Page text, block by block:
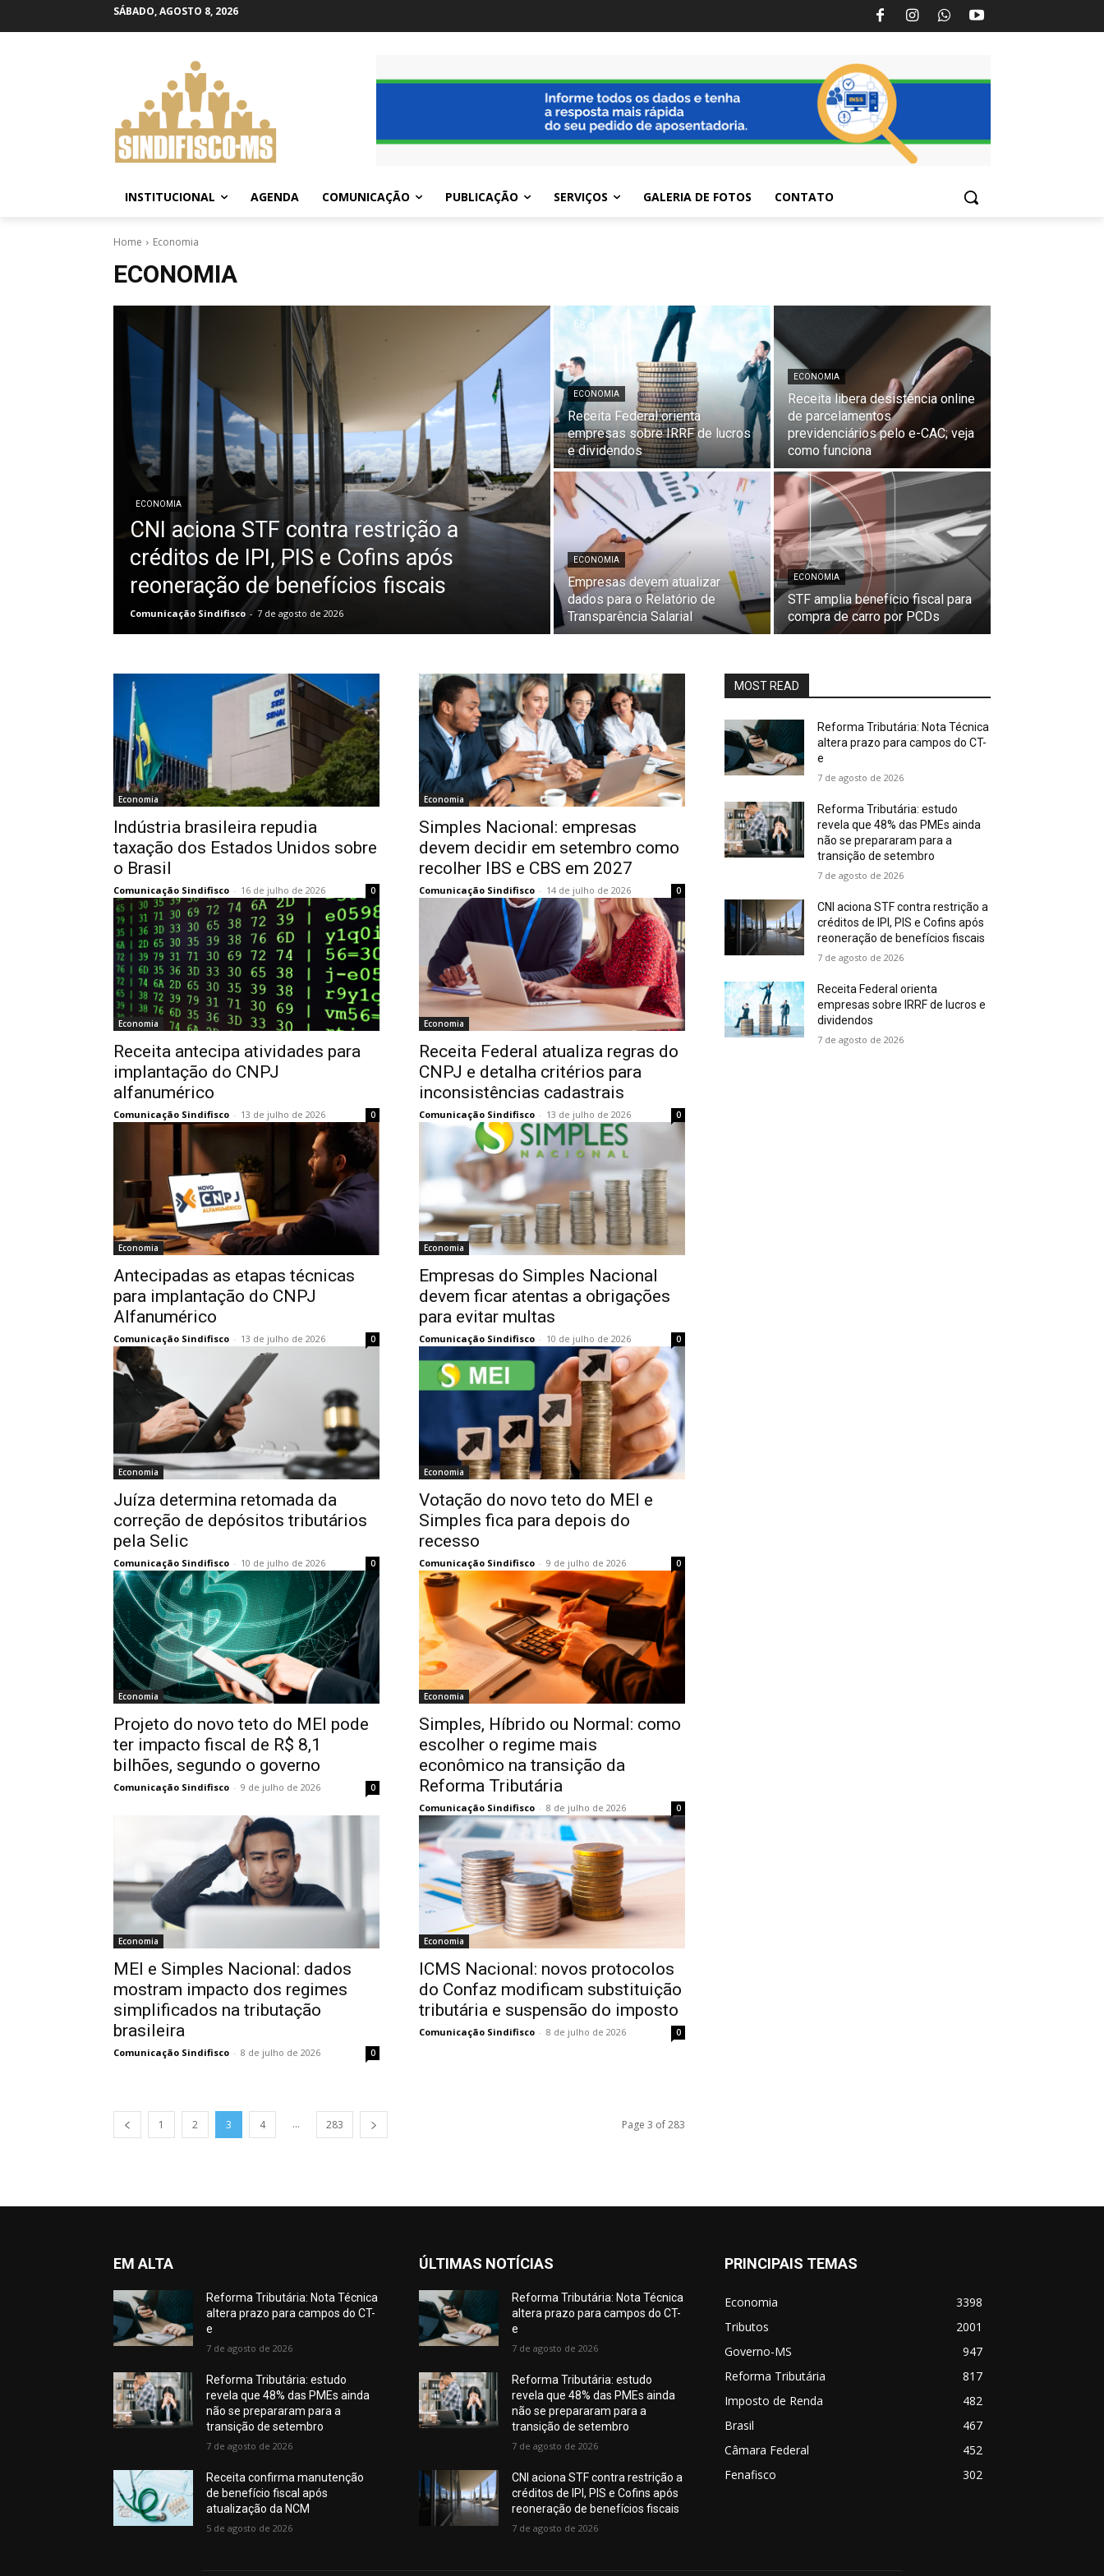
SÁBADO, AGOSTO 8, 2026
INSTITUCIONAL AGENDA COMUNICAÇÃO PUBLICAÇÃO SERVIÇOS GALERIA DE FOTOS CONTATO
Home Economia
ECONOMIA
ECONOMIA
CNI aciona STF contra restrição a
créditos de IPI, PIS e Cofins após
reoneração de benefícios fiscais
Comunicação Sindifisco - 7 de agosto de 2026
ECONOMIA
Receita Federal orienta
empresas sobre IRRF de lucros
e dividendos
ECONOMIA
Receita libera desistência online
de parcelamentos
previdenciários pelo e-CAC; veja
como funciona
ECONOMIA
Empresas devem atualizar
dados para o Relatório de
Transparência Salarial
ECONOMIA
STF amplia benefício fiscal para
compra de carro por PCDs
Economia
Indústria brasileira repudia
taxação dos Estados Unidos sobre
o Brasil
Comunicação Sindifisco - 16 de julho de 2026 0
Economia
Simples Nacional: empresas
devem decidir em setembro como
recolher IBS e CBS em 2027
Comunicação Sindifisco - 14 de julho de 2026 0
Economia
Receita antecipa atividades para
implantação do CNPJ
alfanumérico
Comunicação Sindifisco - 13 de julho de 2026 0
Economia
Receita Federal atualiza regras do
CNPJ e detalha critérios para
inconsistências cadastrais
Comunicação Sindifisco - 13 de julho de 2026 0
Economia
Antecipadas as etapas técnicas
para implantação do CNPJ
Alfanumérico
Comunicação Sindifisco - 13 de julho de 2026 0
Economia
Empresas do Simples Nacional
devem ficar atentas a obrigações
para evitar multas
Comunicação Sindifisco - 10 de julho de 2026 0
Economia
Juíza determina retomada da
correção de depósitos tributários
pela Selic
Comunicação Sindifisco - 10 de julho de 2026 0
Economia
Votação do novo teto do MEI e
Simples fica para depois do
recesso
Comunicação Sindifisco - 9 de julho de 2026 0
Economia
Projeto do novo teto do MEI pode
ter impacto fiscal de R$ 8,1
bilhões, segundo o governo
Comunicação Sindifisco - 9 de julho de 2026 0
Economia
Simples, Híbrido ou Normal: como
escolher o regime mais
econômico na transição da
Reforma Tributária
Comunicação Sindifisco - 8 de julho de 2026 0
Economia
MEI e Simples Nacional: dados
mostram impacto dos regimes
simplificados na tributação
brasileira
Comunicação Sindifisco - 8 de julho de 2026 0
Economia
ICMS Nacional: novos protocolos
do Confaz modificam substituição
tributária e suspensão do imposto
Comunicação Sindifisco - 8 de julho de 2026 0
1 2 3 4 ... 283 Page 3 of 283
MOST READ
Reforma Tributária: Nota Técnica
altera prazo para campos do CT-
e
7 de agosto de 2026
Reforma Tributária: estudo
revela que 48% das PMEs ainda
não se prepararam para a
transição de setembro
7 de agosto de 2026
CNI aciona STF contra restrição a
créditos de IPI, PIS e Cofins após
reoneração de benefícios fiscais
7 de agosto de 2026
Receita Federal orienta
empresas sobre IRRF de lucros e
dividendos
7 de agosto de 2026
EM ALTA
Reforma Tributária: Nota Técnica
altera prazo para campos do CT-
e
7 de agosto de 2026
Reforma Tributária: estudo
revela que 48% das PMEs ainda
não se prepararam para a
transição de setembro
7 de agosto de 2026
Receita confirma manutenção
de benefício fiscal após
atualização da NCM
5 de agosto de 2026
ÚLTIMAS NOTÍCIAS
Reforma Tributária: Nota Técnica
altera prazo para campos do CT-
e
7 de agosto de 2026
Reforma Tributária: estudo
revela que 48% das PMEs ainda
não se prepararam para a
transição de setembro
7 de agosto de 2026
CNI aciona STF contra restrição a
créditos de IPI, PIS e Cofins após
reoneração de benefícios fiscais
7 de agosto de 2026
PRINCIPAIS TEMAS
Economia
3398
Tributos
2001
Governo-MS
947
Reforma Tributária
817
Imposto de Renda
482
Brasil
467
Câmara Federal
452
Fenafisco
302